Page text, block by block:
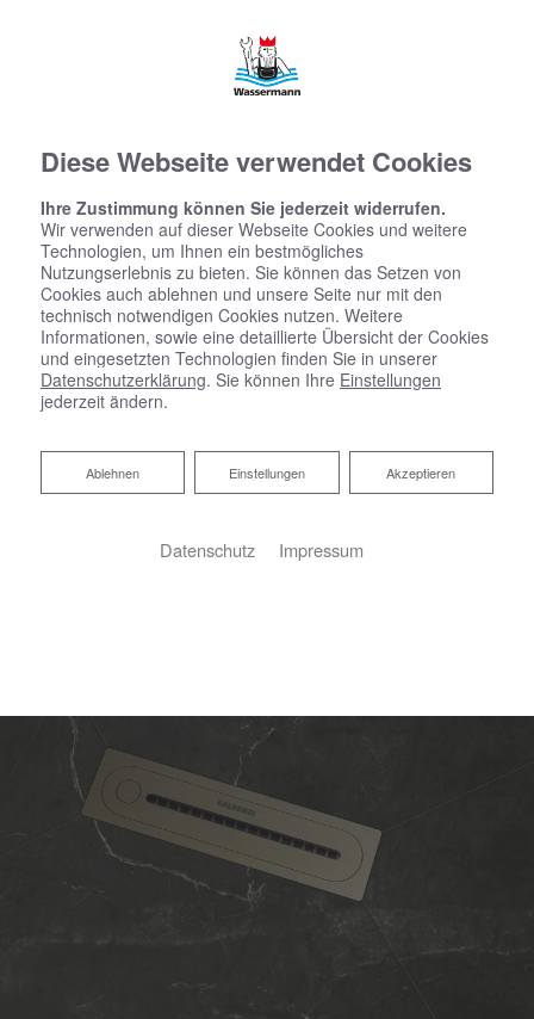
Diese Webseite verwendet Cookies
Ihre Zustimmung können Sie jederzeit widerrufen.
Wir verwenden auf dieser Webseite Cookies und weitere
Technologien, um Ihnen ein bestmögliches
Nutzungserlebnis zu bieten. Sie können das Setzen von
Cookies auch ablehnen und unsere Seite nur mit den
technisch notwendigen Cookies nutzen. Weitere
Informationen, sowie eine detaillierte Übersicht der Cookies
und eingesetzten Technologien finden Sie in unserer
Datenschutzerklärung. Sie können Ihre Einstellungen
jederzeit ändern.
Akzeptieren
Einstellungen
Ablehnen
Ablehnen
Datenschutz Impressum